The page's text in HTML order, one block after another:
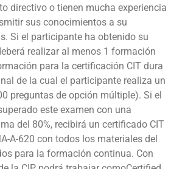
directivo o tienen mucha experiencia
sus conocimientos a su
Si el participante ha obtenido su
realizar al menos 1 formación
para la certificación CIT dura
de la cual el participante realiza un
preguntas de opción múltiple). Si el
este examen con una
del 80%, recibirá un certificado CIT
A-620 con todos los materiales del
para la formación continua. Con